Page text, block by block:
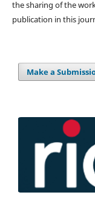
the sharing of the
publication in this
Make a